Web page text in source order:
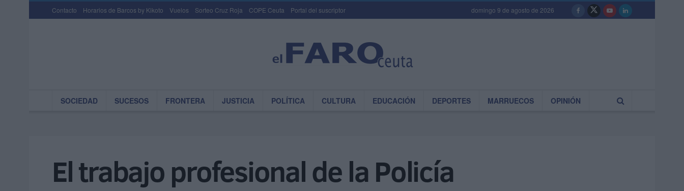
Contacto Horarios de Barcos by Kikoto Vuelos Sorteo Cruz Roja COPE Ceuta Portal del suscriptor domingo 9 de agosto de 2026
SOCIEDAD SUCESOS FRONTERA JUSTICIA POLÍTICA CULTURA EDUCACIÓN DEPORTES MARRUECOS OPINIÓN
El trabajo profesional de la Policía